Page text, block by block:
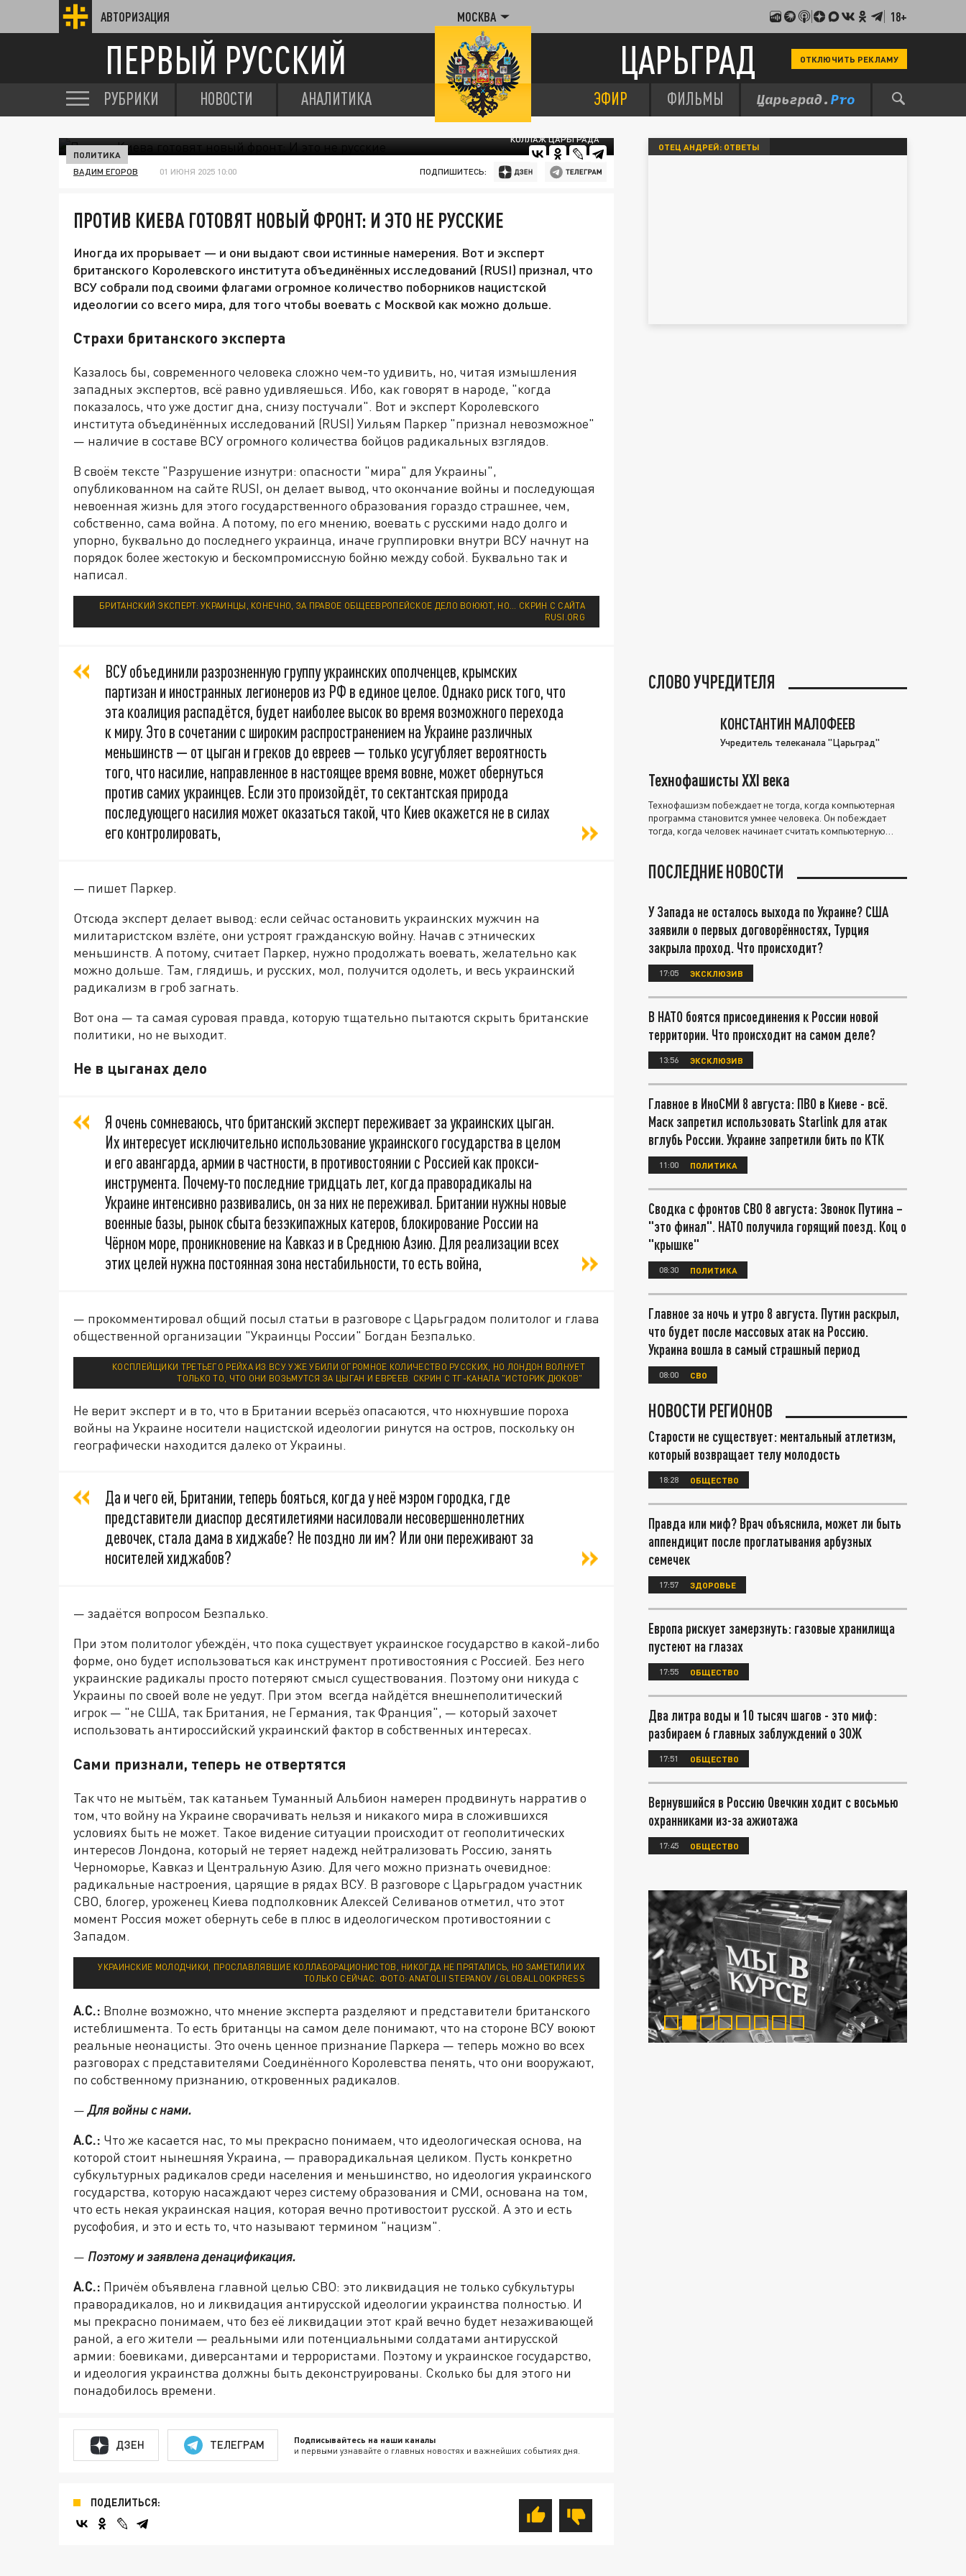
АВТОРИЗАЦИЯ МОСКВА 18+
ПЕРВЫЙ РУССКИЙ ЦАРЬГРАД ОТКЛЮЧИТЬ РЕКЛАМУ
РУБРИКИ НОВОСТИ АНАЛИТИКА ЭФИР ФИЛЬМЫ
КОЛЛАЖ ЦАРЬГРАДА
ПОЛИТИКА
ВАДИМ ЕГОРОВ 01 ИЮНЯ 2025 10:00 ПОДПИШИТЕСЬ:
ПРОТИВ КИЕВА ГОТОВЯТ НОВЫЙ ФРОНТ: И ЭТО НЕ РУССКИЕ
Иногда их прорывает — и они выдают свои истинные намерения. Вот и эксперт
британского Королевского института объединённых исследований (RUSI) признал, что
ВСУ собрали под своими флагами огромное количество поборников нацистской
идеологии со всего мира, для того чтобы воевать с Москвой как можно дольше.
Страхи британского эксперта
Казалось бы, современного человека сложно чем-то удивить, но, читая измышления
западных экспертов, всё равно удивляешься. Ибо, как говорят в народе, "когда
показалось, что уже достиг дна, снизу постучали". Вот и эксперт Королевского
института объединённых исследований (RUSI) Уильям Паркер "признал невозможное"
— наличие в составе ВСУ огромного количества бойцов радикальных взглядов.
В своём тексте "Разрушение изнутри: опасности "мира" для Украины",
опубликованном на сайте RUSI, он делает вывод, что окончание войны и последующая
невоенная жизнь для этого государственного образования гораздо страшнее, чем,
собственно, сама война. А потому, по его мнению, воевать с русскими надо долго и
упорно, буквально до последнего украинца, иначе группировки внутри ВСУ начнут на
порядок более жестокую и бескомпромиссную бойню между собой. Буквально так и
написал.
БРИТАНСКИЙ ЭКСПЕРТ: УКРАИНЦЫ, КОНЕЧНО, ЗА ПРАВОЕ ОБЩЕЕВРОПЕЙСКОЕ ДЕЛО ВОЮЮТ, НО... СКРИН С САЙТА
RUSI.ORG
ВСУ объединили разрозненную группу украинских ополченцев, крымских
партизан и иностранных легионеров из РФ в единое целое. Однако риск того, что
эта коалиция распадётся, будет наиболее высок во время возможного перехода
к миру. Это в сочетании с широким распространением на Украине различных
меньшинств — от цыган и греков до евреев — только усугубляет вероятность
того, что насилие, направленное в настоящее время вовне, может обернуться
против самих украинцев. Если это произойдёт, то сектантская природа
последующего насилия может оказаться такой, что Киев окажется не в силах
его контролировать,
— пишет Паркер.
Отсюда эксперт делает вывод: если сейчас остановить украинских мужчин на
милитаристском взлёте, они устроят гражданскую войну. Начав с этнических
меньшинств. А потому, считает Паркер, нужно продолжать воевать, желательно как
можно дольше. Там, глядишь, и русских, мол, получится одолеть, и весь украинский
радикализм в гроб загнать.
Вот она — та самая суровая правда, которую тщательно пытаются скрыть британские
политики, но не выходит.
Не в цыганах дело
Я очень сомневаюсь, что британский эксперт переживает за украинских цыган.
Их интересует исключительно использование украинского государства в целом
и его авангарда, армии в частности, в противостоянии с Россией как прокси-
инструмента. Почему-то последние тридцать лет, когда праворадикалы на
Украине интенсивно развивались, он за них не переживал. Британии нужны новые
военные базы, рынок сбыта безэкипажных катеров, блокирование России на
Чёрном море, проникновение на Кавказ и в Среднюю Азию. Для реализации всех
этих целей нужна постоянная зона нестабильности, то есть война,
— прокомментировал общий посыл статьи в разговоре с Царьградом политолог и глава
общественной организации "Украинцы России" Богдан Безпалько.
КОСПЛЕЙЩИКИ ТРЕТЬЕГО РЕЙХА ИЗ ВСУ УЖЕ УБИЛИ ОГРОМНОЕ КОЛИЧЕСТВО РУССКИХ, НО ЛОНДОН ВОЛНУЕТ
ТОЛЬКО ТО, ЧТО ОНИ ВОЗЬМУТСЯ ЗА ЦЫГАН И ЕВРЕЕВ. СКРИН С ТГ-КАНАЛА "ИСТОРИК ДЮКОВ"
Не верит эксперт и в то, что в Британии всерьёз опасаются, что нюхнувшие пороха
войны на Украине носители нацистской идеологии ринутся на остров, поскольку он
географически находится далеко от Украины.
Да и чего ей, Британии, теперь бояться, когда у неё мэром городка, где
представители диаспор десятилетиями насиловали несовершеннолетних
девочек, стала дама в хиджабе? Не поздно ли им? Или они переживают за
носителей хиджабов?
— задаётся вопросом Безпалько.
При этом политолог убеждён, что пока существует украинское государство в какой-либо
форме, оно будет использоваться как инструмент противостояния с Россией. Без него
украинские радикалы просто потеряют смысл существования. Поэтому они никуда с
Украины по своей воле не уедут. При этом всегда найдётся внешнеполитический
игрок — "не США, так Британия, не Германия, так Франция", — который захочет
использовать антироссийский украинский фактор в собственных интересах.
Сами признали, теперь не отвертятся
Так что не мытьём, так катаньем Туманный Альбион намерен продвинуть нарратив о
том, что войну на Украине сворачивать нельзя и никакого мира в сложившихся
условиях быть не может. Такое видение ситуации происходит от геополитических
интересов Лондона, который не теряет надежд нейтрализовать Россию, занять
Черноморье, Кавказ и Центральную Азию. Для чего можно признать очевидное:
радикальные настроения, царящие в рядах ВСУ. В разговоре с Царьградом участник
СВО, блогер, уроженец Киева подполковник Алексей Селиванов отметил, что этот
момент Россия может обернуть себе в плюс в идеологическом противостоянии с
Западом.
УКРАИНСКИЕ МОЛОДЧИКИ, ПРОСЛАВЛЯВШИЕ КОЛЛАБОРАЦИОНИСТОВ, НИКОГДА НЕ ПРЯТАЛИСЬ, НО ЗАМЕТИЛИ ИХ
ТОЛЬКО СЕЙЧАС. ФОТО: ANATOLII STEPANOV / GLOBALLOOKPRESS
А.С.: Вполне возможно, что мнение эксперта разделяют и представители британского
истеблишмента. То есть британцы на самом деле понимают, что на стороне ВСУ воюют
реальные неонацисты. Это очень ценное признание Паркера — теперь можно во всех
разговорах с представителями Соединённого Королевства пенять, что они вооружают,
по собственному признанию, откровенных радикалов.
—Для войны с нами.
А.С.: Что же касается нас, то мы прекрасно понимаем, что идеологическая основа, на
которой стоит нынешняя Украина, — праворадикальная целиком. Пусть конкретно
субкультурных радикалов среди населения и меньшинство, но идеология украинского
государства, которую насаждают через систему образования и СМИ, основана на том,
что есть некая украинская нация, которая вечно противостоит русской. А это и есть
русофобия, и это и есть то, что называют термином "нацизм".
— Поэтому и заявлена денацификация.
А.С.: Причём объявлена главной целью СВО: это ликвидация не только субкультуры
праворадикалов, но и ликвидация антирусской идеологии украинства полностью. И
мы прекрасно понимаем, что без её ликвидации этот край вечно будет незаживающей
раной, а его жители — реальными или потенциальными солдатами антирусской
армии: боевиками, диверсантами и террористами. Поэтому и украинское государство,
и идеология украинства должны быть деконструированы. Сколько бы для этого ни
понадобилось времени.
ДЗЕН ТЕЛЕГРАМ Подписывайтесь на наши каналы
и первыми узнавайте о главных новостях и важнейших событиях дня.
ПОДЕЛИТЬСЯ:
ОТЕЦ АНДРЕЙ: ОТВЕТЫ
СЛОВО УЧРЕДИТЕЛЯ
КОНСТАНТИН МАЛОФЕЕВ
Учредитель телеканала "Царьград"
Технофашисты XXI века
Технофашизм побеждает не тогда, когда компьютерная
программа становится умнее человека. Он побеждает
тогда, когда человек начинает считать компьютерную
ПОСЛЕДНИЕ НОВОСТИ
У Запада не осталось выхода по Украине? США
заявили о первых договорённостях, Турция
закрыла проход. Что происходит?
17:05 ЭКСКЛЮЗИВ
В НАТО боятся присоединения к России новой
территории. Что происходит на самом деле?
13:56 ЭКСКЛЮЗИВ
Главное в ИноСМИ 8 августа: ПВО в Киеве - всё.
Маск запретил использовать Starlink для атак
вглубь России. Украине запретили бить по КТК
11:00 ПОЛИТИКА
Сводка с фронтов СВО 8 августа: Звонок Путина –
"это финал". НАТО получила горящий поезд. Коц о
"крышке"
08:30 ПОЛИТИКА
Главное за ночь и утро 8 августа. Путин раскрыл,
что будет после массовых атак на Россию.
Украина вошла в самый страшный период
08:00 СВО
НОВОСТИ РЕГИОНОВ
Старости не существует: ментальный атлетизм,
который возвращает телу молодость
18:28 ОБЩЕСТВО
Правда или миф? Врач объяснила, может ли быть
аппендицит после проглатывания арбузных
семечек
17:57 ЗДОРОВЬЕ
Европа рискует замерзнуть: газовые хранилища
пустеют на глазах
17:55 ОБЩЕСТВО
Два литра воды и 10 тысяч шагов - это миф:
разбираем 6 главных заблуждений о ЗОЖ
17:51 ОБЩЕСТВО
Вернувшийся в Россию Овечкин ходит с восьмью
охранниками из-за ажиотажа
17:45 ОБЩЕСТВО